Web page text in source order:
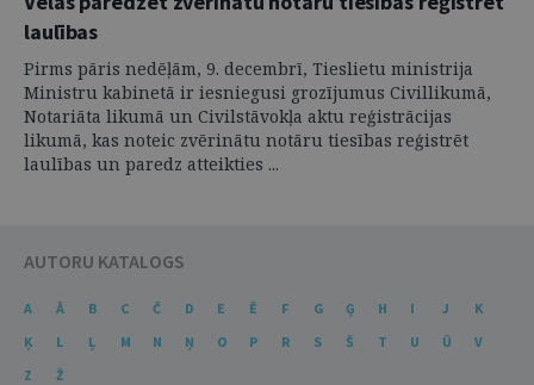
laulības
Pirms pāris nedēļām, 9. decembrī, Tieslietu ministrija
Ministru kabinetā ir iesniegusi grozījumus Civillikumā,
Notariāta likumā un Civilstāvokļa aktu reģistrācijas
likumā, kas noteic zvērinātu notāru tiesības reģistrēt
laulības un paredz atteikties ...
AUTORU KATALOGS
A Ā B C Č D E Ē F G Ģ H I J
K
Ķ
L Ļ M N Ņ O P R S Š T U Ū
V
Z
Ž